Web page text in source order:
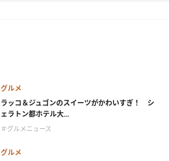
グルメ
ラッコ＆ジュゴンのスイーツがかわいすぎ！ シ
ェラトン都ホテル大...
＃グルメニュース
グルメ